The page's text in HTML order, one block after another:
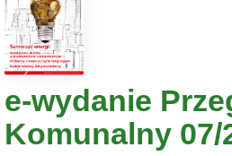
e-wydanie
Komunalny 07/